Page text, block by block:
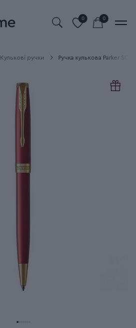
0 0
Кулькові ручки Ручка кулькова Parker